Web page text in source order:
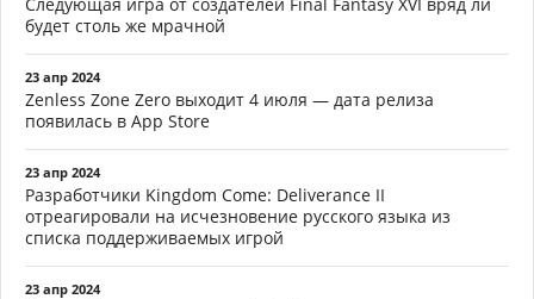
будет столь же мрачной
23 апр 2024
Zenless Zone Zero выходит 4 июля — дата релиза
появилась в App Store
23 апр 2024
Разработчики Kingdom Come: Deliverance II
отреагировали на исчезновение русского языка из
списка поддерживаемых игрой
23 апр 2024